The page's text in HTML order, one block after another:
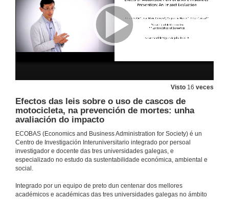
Visto 16 veces
Efectos das leis sobre o uso de cascos de
motocicleta, na prevención de mortes: unha
avaliación do impacto
ECOBAS (Economics and Business Administration for Society) é un
Centro de Investigación Interuniversitario integrado por persoal
investigador e docente das tres universidades galegas, e
especializado no estudo da sustentabilidade económica, ambiental e
social.
Integrado por un equipo de preto dun centenar dos mellores
académicos e académicas das tres universidades galegas no ámbito